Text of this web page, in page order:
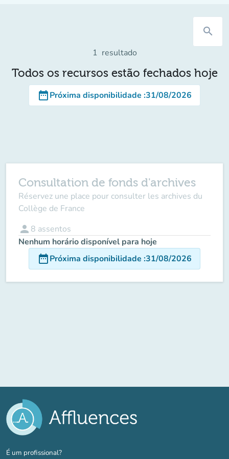
search
1 resultado
Todos os recursos estão fechados hoje
date_rangePróxima disponibilidade :31/08/2026
Consultation de fonds d'archives
Réservez une place pour consulter les archives du
Collège de France
person 8 assentos
Nenhum horário disponível para hoje
date_rangePróxima disponibilidade :31/08/2026
É um profissional?(novo separador)